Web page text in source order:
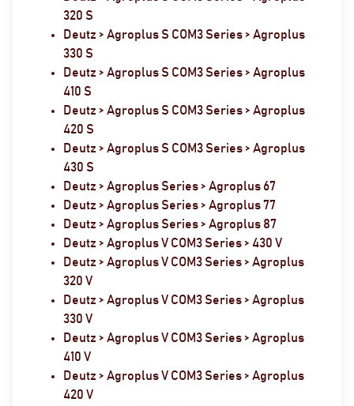
320 S
Deutz > Agroplus S COM3 Series > Agroplus
330 S
Deutz > Agroplus S COM3 Series > Agroplus
410 S
Deutz > Agroplus S COM3 Series > Agroplus
420 S
Deutz > Agroplus S COM3 Series > Agroplus
430 S
Deutz > Agroplus Series > Agroplus 67
Deutz > Agroplus Series > Agroplus 77
Deutz > Agroplus Series > Agroplus 87
Deutz > Agroplus V COM3 Series > 430 V
Deutz > Agroplus V COM3 Series > Agroplus
320 V
Deutz > Agroplus V COM3 Series > Agroplus
330 V
Deutz > Agroplus V COM3 Series > Agroplus
410 V
Deutz > Agroplus V COM3 Series > Agroplus
420 V